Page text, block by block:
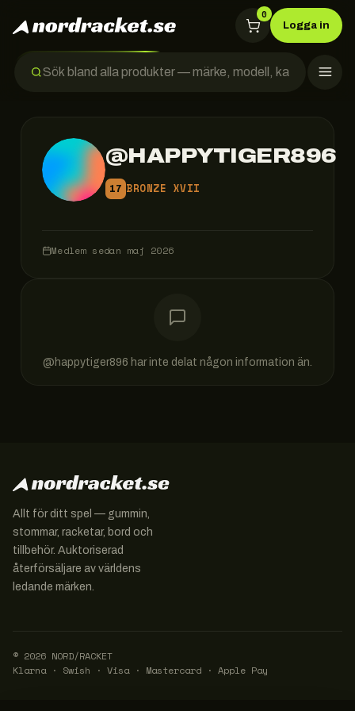
0
Logga in
@HAPPYTIGER896
17 BRONZE XVII
Medlem sedan maj 2026
@ happytiger896 har inte delat någon information än.
Allt för ditt spel — gummin,
stommar, racketar, bord och
tillbehör. Auktoriserad
återförsäljare av världens
ledande märken.
© 2026 NORD/RACKET
Klarna · Swish · Visa · Mastercard · Apple Pay